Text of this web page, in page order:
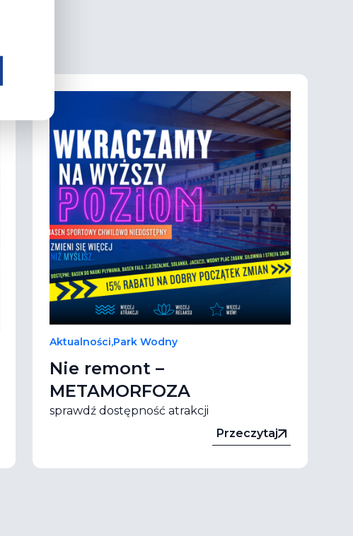
Aktualności,Park Wodny
Nie remont –
METAMORFOZA
sprawdź dostępność atrakcji
Przeczytaj